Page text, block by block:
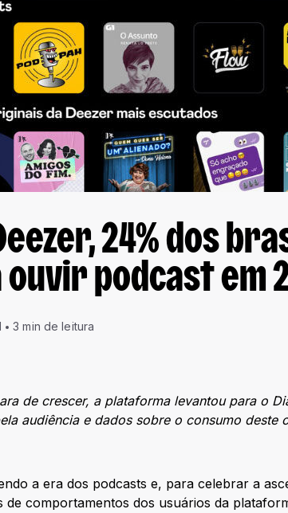
24% dos
ouvir podcast em
3 min de leitura
de crescer, a plataforma levantou para o
audiência e dados sobre o consumo deste
a era dos podcasts e, para celebrar a
de comportamentos dos usuários da